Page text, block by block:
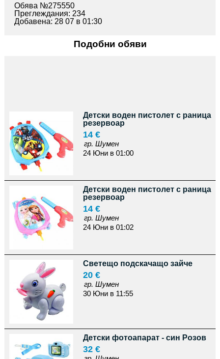
Обява №275550
Преглеждания: 234
Добавена: 28 07 в 01:30
Подобни обяви
Детски воден пистолет с раница
резервоар
14 €
гр. Шумен
24 Юни в 01:00
Детски воден пистолет с раница
резервоар
14 €
гр. Шумен
24 Юни в 01:02
Светещо подскачащо зайче
20 €
гр. Шумен
30 Юни в 11:55
Детски фотоапарат - син Розов
32 €